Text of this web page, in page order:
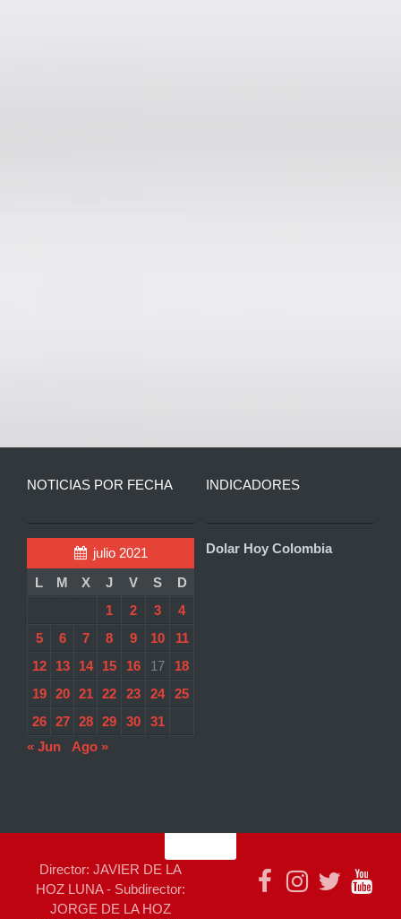
NOTICIAS POR FECHA
julio 2021
L
M X J V S
D
1
2 3
4
5
6 7 8 9 10
11
12
13 14 15 16 17
18
19
20 21 22 23 24
25
26
27 28 29 30
31
« Jun
Ago »
INDICADORES
Dolar Hoy Colombia
Director: JAVIER DE LA
HOZ LUNA - Subdirector:
JORGE DE LA HOZ